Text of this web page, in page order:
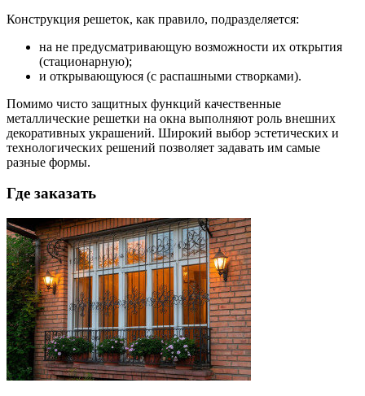
Конструкция решеток, как правило, подразделяется:
на не предусматривающую возможности их открытия
(стационарную);
и открывающуюся (с распашными створками).
Помимо чисто защитных функций качественные
металлические решетки на окна выполняют роль внешних
декоративных украшений. Широкий выбор эстетических и
технологических решений позволяет задавать им самые
разные формы.
Где заказать